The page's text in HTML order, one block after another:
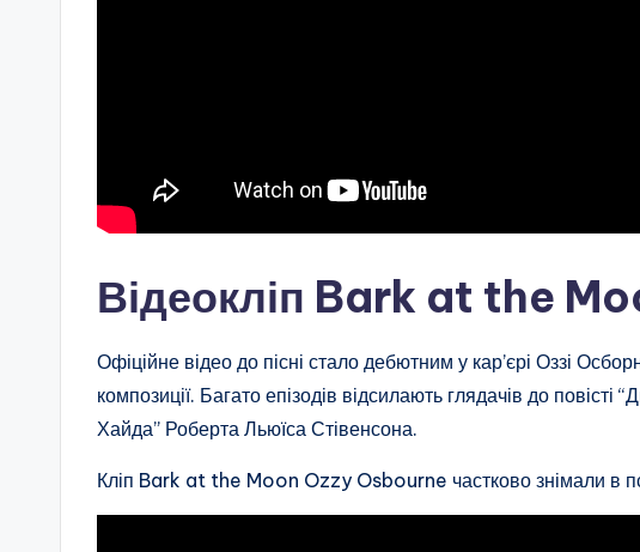
Відеокліп Bark at the
Офіційне відео до пісні стало дебютним у кар’єрі Оззі
композиції. Багато епізодів відсилають глядачів до повісті
Хайда” Роберта Льюїса Стівенсона.
Кліп Bark at the Moon Ozzy Osbourne частково знімали в